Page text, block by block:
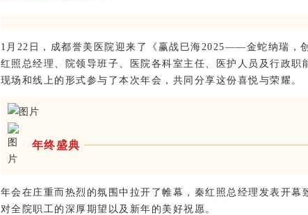
1月22日，成都誉美医院迎来了《赢战巳海2025——金蛇纳瑞，
红照总经理、院领导班子、医院各科室主任、医护人员及行政职
现场和线上的形式参与了本次年会，共同分享这份喜悦与荣耀。
年终盛典
年会在庄重而热烈的氛围中拉开了帷幕，秦红照总经理发表开幕
对全院职工的深厚期望以及新年的美好祝愿。